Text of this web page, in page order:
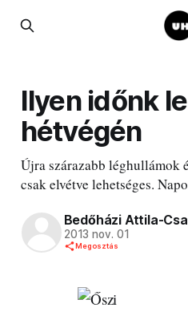
Ilyen időnk
hétvégén
Újra szárazabb léghullámok
csak elvétve lehetséges.
Bedőházi Attila-
2013 nov. 01
Megosztás